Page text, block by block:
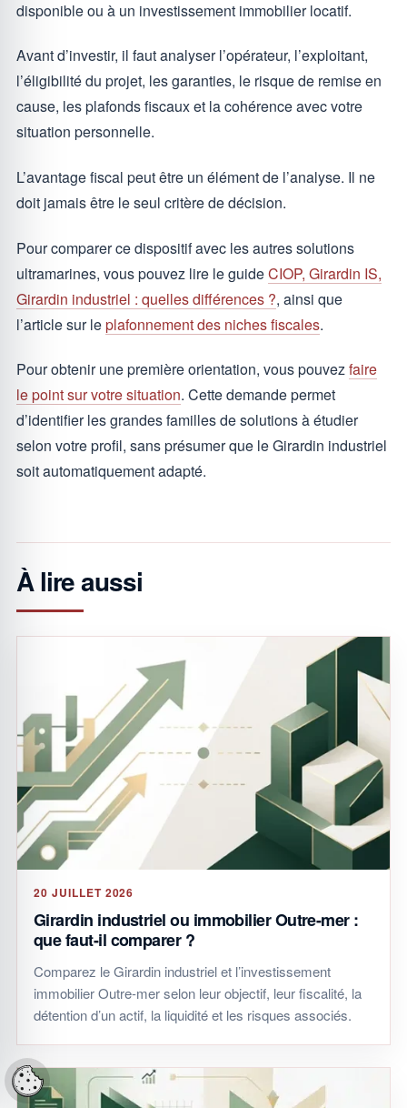
disponible ou à un investissement immobilier locatif.
Avant d’investir, il faut analyser l’opérateur, l’exploitant,
l’éligibilité du projet, les garanties, le risque de remise en
cause, les plafonds fiscaux et la cohérence avec votre
situation personnelle.
L’avantage fiscal peut être un élément de l’analyse. Il ne
doit jamais être le seul critère de décision.
Pour comparer ce dispositif avec les autres solutions
ultramarines, vous pouvez lire le guideCIOP, Girardin IS,
Girardin industriel : quelles différences ?, ainsi que
l’article sur leplafonnement des niches fiscales.
Pour obtenir une première orientation, vous pouvezfaire
le point sur votre situation. Cette demande permet
d’identifier les grandes familles de solutions à étudier
selon votre profil, sans présumer que le Girardin industriel
soit automatiquement adapté.
À lire aussi
20 JUILLET 2026
Girardin industriel ou immobilier Outre-mer :
que faut-il comparer ?
Comparez le Girardin industriel et l’investissement
immobilier Outre-mer selon leur objectif, leur fiscalité, la
détention d’un actif, la liquidité et les risques associés.
Réglages cookies